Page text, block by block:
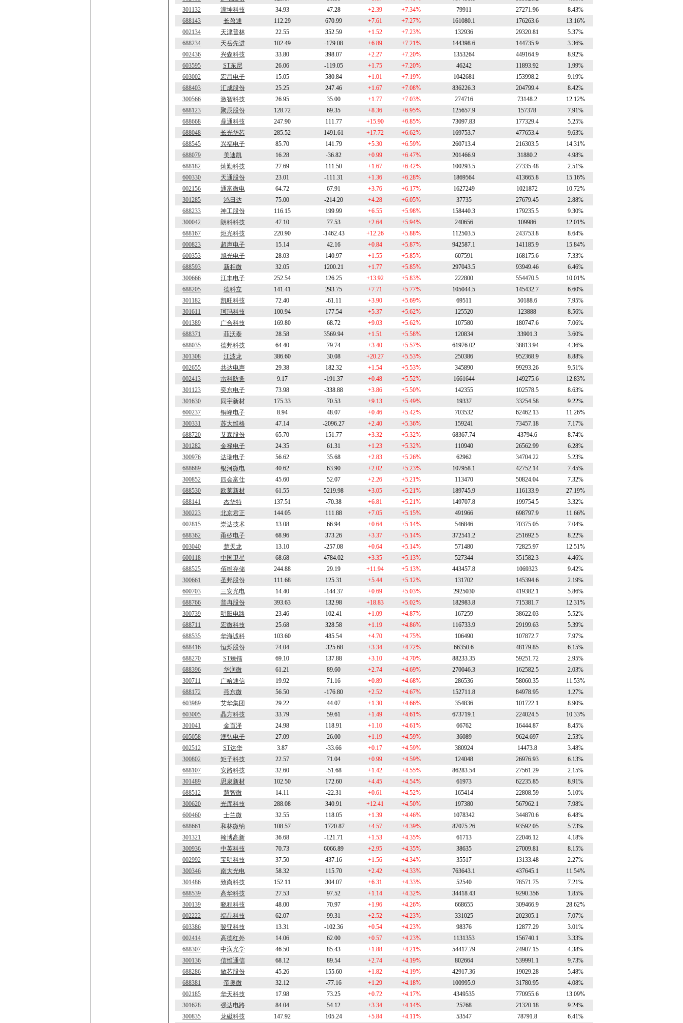
301132
满坤科技 34.93 47.28 +2.39 +7.34% 79911 27271.96
8.43%
688143
长盈通 112.29 670.99 +7.61 +7.27% 161080.1 176263.6
13.16%
002134
天津普林 22.55 352.59 +1.52 +7.23% 132936 29320.81
5.37%
688234
天岳先进 102.49 -179.08 +6.89 +7.21% 144398.6 144735.9
3.36%
002436
兴森科技 33.80 398.07 +2.27 +7.20% 1353264 449164.9
8.92%
603595
ST东尼 26.06 -119.05 +1.75 +7.20% 46242 11893.92
1.99%
603002
宏昌电子 15.05 580.84 +1.01 +7.19% 1042681 153998.2
9.19%
688403
汇成股份 25.25 247.46 +1.67 +7.08% 836226.3 204799.4
8.42%
300566
激智科技 26.95 35.00 +1.77 +7.03% 274716 73148.2
12.12%
688123
聚辰股份 128.72 69.35 +8.36 +6.95% 125657.9 157378
7.91%
688668
鼎通科技 247.90 111.77 +15.90 +6.85% 73097.83 177329.4
5.25%
688048
长光华芯 285.52 1491.61 +17.72 +6.62% 169753.7 477653.4
9.63%
688545
兴福电子 85.70 141.79 +5.30 +6.59% 260713.4 216303.5
14.31%
688079
美迪凯 16.28 -36.82 +0.99 +6.47% 201466.9 31880.2
4.98%
688182
灿勤科技 27.69 111.50 +1.67 +6.42% 100293.5 27335.48
2.51%
600330
天通股份 23.01 -111.31 +1.36 +6.28% 1869564 413665.8
15.16%
002156
通富微电 64.72 67.91 +3.76 +6.17% 1627249 1021872
10.72%
301285
鸿日达 75.00 -214.20 +4.28 +6.05% 37735 27679.45
2.88%
688233
神工股份 116.15 199.99 +6.55 +5.98% 158440.3 179235.5
9.30%
300042
朗科科技 47.10 77.53 +2.64 +5.94% 240656 109986
12.01%
688167
炬光科技 220.90 -1462.43 +12.26 +5.88% 112503.5 243753.8
8.64%
000823
超声电子 15.14 42.16 +0.84 +5.87% 942587.1 141185.9
15.84%
600353
旭光电子 28.03 140.97 +1.55 +5.85% 607591 168175.6
7.33%
688593
新相微 32.05 1200.21 +1.77 +5.85% 297043.5 93949.46
6.46%
300666
江丰电子 252.54 126.25 +13.92 +5.83% 222800 554470.5
10.01%
688205
德科立 141.41 293.75 +7.71 +5.77% 105044.5 145432.7
6.60%
301182
凯旺科技 72.40 -61.11 +3.90 +5.69% 69511 50188.6
7.95%
301611
珂玛科技 100.94 177.54 +5.37 +5.62% 125520 123888
8.56%
001389
广合科技 169.80 68.72 +9.03 +5.62% 107580 180747.6
7.06%
688371
菲沃泰 28.58 3569.94 +1.51 +5.58% 120834 33901.3
3.60%
688035
德邦科技 64.40 79.74 +3.40 +5.57% 61976.02 38813.94
4.36%
301308
江波龙 386.60 30.08 +20.27 +5.53% 250386 952368.9
8.88%
002655
共达电声 29.38 182.32 +1.54 +5.53% 345890 99293.26
9.51%
002413
雷科防务 9.17 -191.37 +0.48 +5.52% 1661644 149275.6
12.83%
301123
奕东电子 73.98 -338.88 +3.86 +5.50% 142355 102578.5
8.63%
301630
同宇新材 175.33 70.53 +9.13 +5.49% 19337 33254.58
9.22%
600237
铜峰电子 8.94 48.07 +0.46 +5.42% 703532 62462.13
11.26%
300331
苏大维格 47.14 -2096.27 +2.40 +5.36% 159241 73457.18
7.17%
688720
艾森股份 65.70 151.77 +3.32 +5.32% 68367.74 43794.6
8.74%
301282
金禄电子 24.35 61.31 +1.23 +5.32% 110940 26562.99
6.28%
300976
达瑞电子 56.62 35.68 +2.83 +5.26% 62962 34704.22
5.23%
688689
银河微电 40.62 63.90 +2.02 +5.23% 107958.1 42752.14
7.45%
300852
四会富仕 45.60 52.07 +2.26 +5.21% 113470 50824.04
7.32%
688530
欧莱新材 61.55 5219.98 +3.05 +5.21% 189745.9 116133.9
27.19%
688141
杰华特 137.51 -70.38 +6.81 +5.21% 149707.8 199754.5
3.32%
300223
北京君正 144.05 111.88 +7.05 +5.15% 491966 698797.9
11.66%
002815
崇达技术 13.08 66.94 +0.64 +5.14% 546846 70375.05
7.04%
688362
甬矽电子 68.96 373.26 +3.37 +5.14% 372541.2 251692.5
8.22%
003040
楚天龙 13.10 -257.08 +0.64 +5.14% 571480 72825.97
12.51%
600118
中国卫星 68.68 4784.02 +3.35 +5.13% 527344 351582.3
4.46%
688525
佰维存储 244.88 29.19 +11.94 +5.13% 443457.8 1069323
9.42%
300661
圣邦股份 111.68 125.31 +5.44 +5.12% 131702 145394.6
2.19%
600703
三安光电 14.40 -144.37 +0.69 +5.03% 2925030 419382.1
5.86%
688766
普冉股份 393.63 132.98 +18.83 +5.02% 182983.8 715381.7
12.31%
300739
明阳电路 23.46 102.41 +1.09 +4.87% 167259 38622.03
5.52%
688711
宏微科技 25.68 328.58 +1.19 +4.86% 116733.9 29199.63
5.39%
688535
华海诚科 103.60 485.54 +4.70 +4.75% 106490 107872.7
7.97%
688416
恒烁股份 74.04 -325.68 +3.34 +4.72% 66350.6 48179.85
6.15%
688270
ST臻镭 69.10 137.88 +3.10 +4.70% 88233.35 59251.72
2.95%
688396
华润微 61.21 89.60 +2.74 +4.69% 270046.3 162582.5
2.03%
300711
广哈通信 19.92 71.16 +0.89 +4.68% 286536 58060.35
11.53%
688172
燕东微 56.50 -176.80 +2.52 +4.67% 152711.8 84978.95
1.27%
603989
艾华集团 29.22 44.07 +1.30 +4.66% 354836 101722.1
8.90%
603005
晶方科技 33.79 59.61 +1.49 +4.61% 673719.1 224024.5
10.33%
301041
金百泽 24.98 118.91 +1.10 +4.61% 66762 16444.87
8.45%
605058
澳弘电子 27.09 26.00 +1.19 +4.59% 36089 9624.697
2.53%
002512
ST达华 3.87 -33.66 +0.17 +4.59% 380924 14473.8
3.48%
300802
矩子科技 22.57 71.04 +0.99 +4.59% 124048 26976.93
6.13%
688107
安路科技 32.60 -51.68 +1.42 +4.55% 86283.54 27561.29
2.15%
301489
思泉新材 102.50 172.60 +4.45 +4.54% 61973 62235.85
8.91%
688512
慧智微 14.11 -22.31 +0.61 +4.52% 165414 22808.59
5.10%
300620
光库科技 288.08 340.91 +12.41 +4.50% 197380 567962.1
7.98%
600460
士兰微 32.55 118.05 +1.39 +4.46% 1078342 344870.6
6.48%
688661
和林微纳 108.57 -1720.87 +4.57 +4.39% 87075.26 93592.05
5.73%
301321
翰博高新 36.68 -121.71 +1.53 +4.35% 61713 22046.12
4.18%
300936
中英科技 70.73 6066.89 +2.95 +4.35% 38635 27009.81
8.15%
002992
宝明科技 37.50 437.16 +1.56 +4.34% 35517 13133.48
2.27%
300346
南大光电 58.32 115.70 +2.42 +4.33% 763643.1 437645.1
11.54%
301486
致尚科技 152.11 304.07 +6.31 +4.33% 52540 78571.75
7.21%
688539
高华科技 27.53 97.52 +1.14 +4.32% 34418.43 9290.356
1.85%
300139
晓程科技 48.00 70.97 +1.96 +4.26% 668655 309466.9
28.62%
002222
福晶科技 62.07 99.31 +2.52 +4.23% 331025 202305.1
7.07%
603386
骏亚科技 13.31 -102.36 +0.54 +4.23% 98376 12877.29
3.01%
002414
高德红外 14.06 62.00 +0.57 +4.23% 1131353 156740.1
3.33%
688307
中润光学 46.50 85.43 +1.88 +4.21% 54417.79 24907.15
4.38%
300136
信维通信 68.12 89.54 +2.74 +4.19% 802664 539991.1
9.73%
688286
敏芯股份 45.26 155.60 +1.82 +4.19% 42917.36 19029.28
5.48%
688381
帝奥微 32.12 -77.16 +1.29 +4.18% 100995.9 31780.95
4.08%
002185
华天科技 17.98 73.25 +0.72 +4.17% 4349535 770955.6
13.09%
301628
强达电路 84.04 54.12 +3.34 +4.14% 25768 21320.18
9.24%
300835
龙磁科技 147.92 105.24 +5.84 +4.11% 53547 78791.8 6.41%